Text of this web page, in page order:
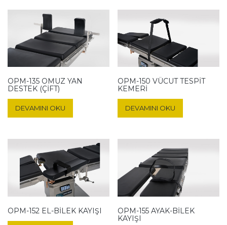
OPM-135 OMUZ YAN
DESTEK (ÇIFT)
DEVAMINI OKU
OPM-150 VÜCUT TESPIT
KEMERI
DEVAMINI OKU
OPM-152 EL-BILEK KAYIŞI
OPM-155 AYAK-BILEK
KAYIŞI